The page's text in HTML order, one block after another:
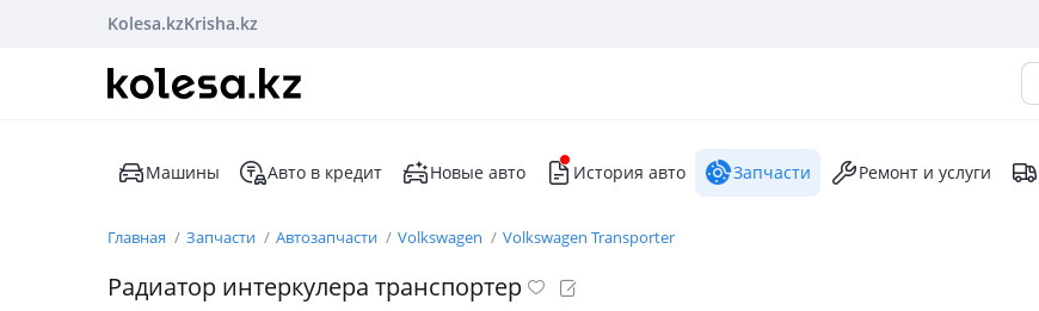
Kolesa.kzKrisha.kz
Машины Авто в кредит Новые авто История авто Запчасти Ремонт и услуги
Главная Запчасти Автозапчасти Volkswagen Volkswagen Transporter
Радиатор интеркулера транспортер